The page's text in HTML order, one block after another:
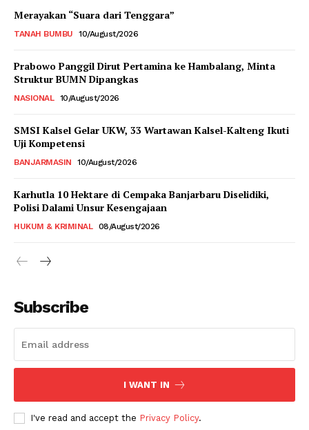
Merayakan “Suara dari Tenggara”
TANAH BUMBU 10/August/2026
Prabowo Panggil Dirut Pertamina ke Hambalang, Minta
Struktur BUMN Dipangkas
NASIONAL 10/August/2026
SMSI Kalsel Gelar UKW, 33 Wartawan Kalsel-Kalteng Ikuti
Uji Kompetensi
BANJARMASIN 10/August/2026
Karhutla 10 Hektare di Cempaka Banjarbaru Diselidiki,
Polisi Dalami Unsur Kesengajaan
HUKUM & KRIMINAL 08/August/2026
Subscribe
I WANT IN
I've read and accept the Privacy Policy.